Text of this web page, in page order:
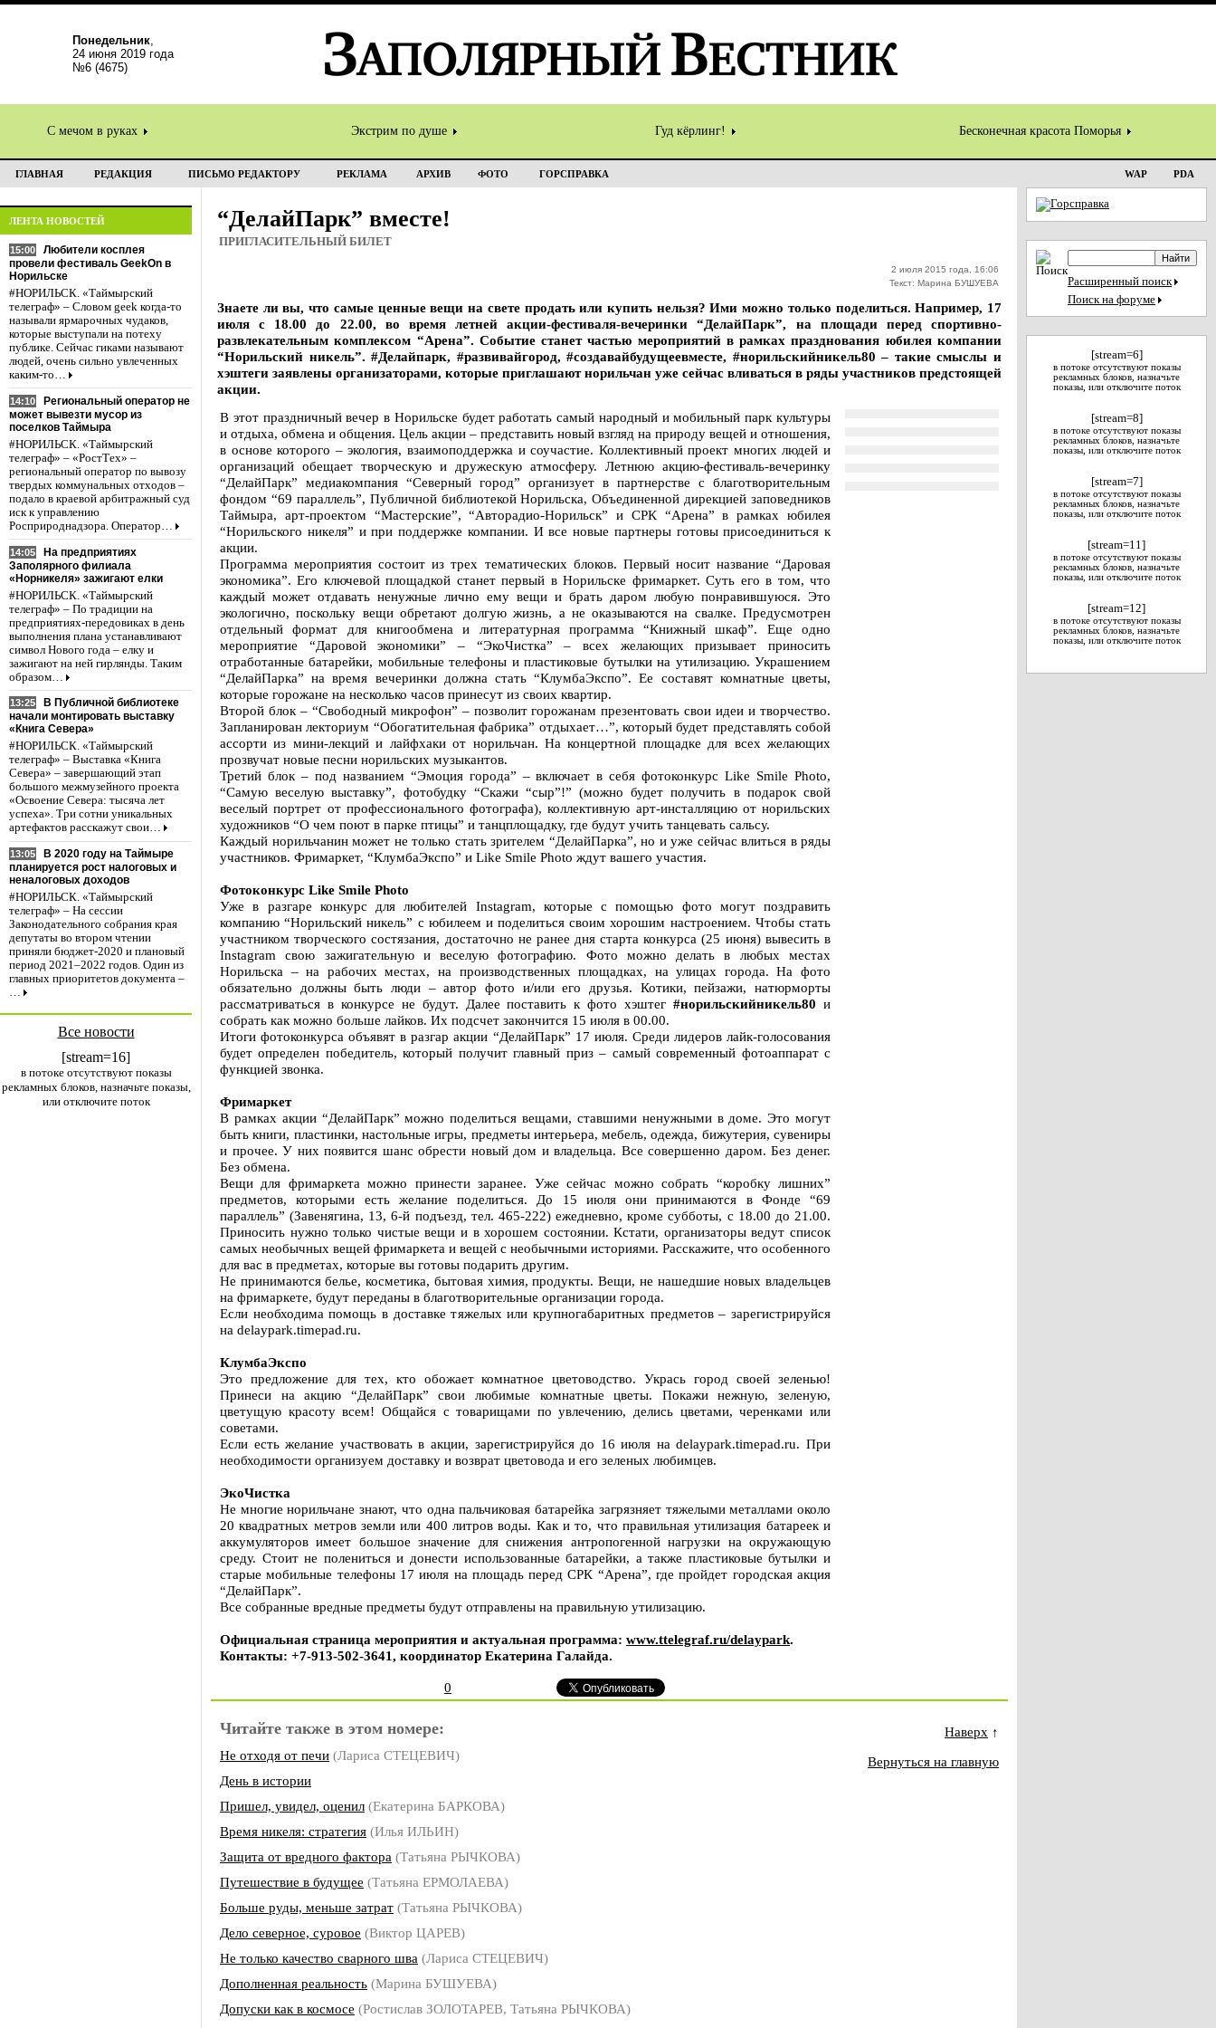
Понедельник,
24 июня 2019 года
№6 (4675)
С мечом в руках Экстрим по душе Гуд кёрлинг! Бесконечная красота Поморья
ГЛАВНАЯ РЕДАКЦИЯ ПИСЬМО РЕДАКТОРУ РЕКЛАМА АРХИВ ФОТО ГОРСПРАВКА WAP PDA
ЛЕНТА НОВОСТЕЙ
15:00
Любители косплея
провели фестиваль GeekOn в
Норильске
#НОРИЛЬСК. «Таймырский
телеграф» – Словом geek когда-то
называли ярмарочных чудаков,
которые выступали на потеху
публике. Сейчас гиками называют
людей, очень сильно увлеченных
каким-то…
14:10
Региональный оператор не
может вывезти мусор из
поселков Таймыра
#НОРИЛЬСК. «Таймырский
телеграф» – «РостТех» –
региональный оператор по вывозу
твердых коммунальных отходов –
подало в краевой арбитражный суд
иск к управлению
Росприроднадзора. Оператор…
14:05
На предприятиях
Заполярного филиала
«Норникеля» зажигают елки
#НОРИЛЬСК. «Таймырский
телеграф» – По традиции на
предприятиях-передовиках в день
выполнения плана устанавливают
символ Нового года – елку и
зажигают на ней гирлянды. Таким
образом…
13:25
В Публичной библиотеке
начали монтировать выставку
«Книга Севера»
#НОРИЛЬСК. «Таймырский
телеграф» – Выставка «Книга
Севера» – завершающий этап
большого межмузейного проекта
«Освоение Севера: тысяча лет
успеха». Три сотни уникальных
артефактов расскажут свои…
13:05
В 2020 году на Таймыре
планируется рост налоговых и
неналоговых доходов
#НОРИЛЬСК. «Таймырский
телеграф» – На сессии
Законодательного собрания края
депутаты во втором чтении
приняли бюджет-2020 и плановый
период 2021–2022 годов. Один из
главных приоритетов документа –
…
Все новости
[stream=16]
в потоке отсутствуют показы
рекламных блоков, назначьте показы,
или отключите поток
“ДелайПарк” вместе!
ПРИГЛАСИТЕЛЬНЫЙ БИЛЕТ
2 июля 2015 года, 16:06
Текст: Марина БУШУЕВА
Знаете ли вы, что самые ценные вещи на свете продать или купить нельзя? Ими можно только поделиться. Например, 17
июля с 18.00 до 22.00, во время летней акции-фестиваля-вечеринки “ДелайПарк”, на площади перед спортивно-
развлекательным комплексом “Арена”. Событие станет частью мероприятий в рамках празднования юбилея компании
“Норильский никель”. #Делайпарк, #развивайгород, #создавайбудущеевместе, #норильскийникель80 – такие смыслы и
хэштеги заявлены организаторами, которые приглашают норильчан уже сейчас вливаться в ряды участников предстоящей
акции.
В этот праздничный вечер в Норильске будет работать самый народный и мобильный парк культуры
и отдыха, обмена и общения. Цель акции – представить новый взгляд на природу вещей и отношения,
в основе которого – экология, взаимоподдержка и соучастие. Коллективный проект многих людей и
организаций обещает творческую и дружескую атмосферу. Летнюю акцию-фестиваль-вечеринку
“ДелайПарк” медиакомпания “Северный город” организует в партнерстве с благотворительным
фондом “69 параллель”, Публичной библиотекой Норильска, Объединенной дирекцией заповедников
Таймыра, арт-проектом “Мастерские”, “Авторадио-Норильск” и СРК “Арена” в рамках юбилея
“Норильского никеля” и при поддержке компании. И все новые партнеры готовы присоединиться к
акции.
Программа мероприятия состоит из трех тематических блоков. Первый носит название “Даровая
экономика”. Его ключевой площадкой станет первый в Норильске фримаркет. Суть его в том, что
каждый может отдавать ненужные лично ему вещи и брать даром любую понравившуюся. Это
экологично, поскольку вещи обретают долгую жизнь, а не оказываются на свалке. Предусмотрен
отдельный формат для книгообмена и литературная программа “Книжный шкаф”. Еще одно
мероприятие “Даровой экономики” – “ЭкоЧистка” – всех желающих призывает приносить
отработанные батарейки, мобильные телефоны и пластиковые бутылки на утилизацию. Украшением
“ДелайПарка” на время вечеринки должна стать “КлумбаЭкспо”. Ее составят комнатные цветы,
которые горожане на несколько часов принесут из своих квартир.
Второй блок – “Свободный микрофон” – позволит горожанам презентовать свои идеи и творчество.
Запланирован лекториум “Обогатительная фабрика” отдыхает…”, который будет представлять собой
ассорти из мини-лекций и лайфхаки от норильчан. На концертной площадке для всех желающих
прозвучат новые песни норильских музыкантов.
Третий блок – под названием “Эмоция города” – включает в себя фотоконкурс Like Smile Photo,
“Самую веселую выставку”, фотобудку “Скажи “сыр”!” (можно будет получить в подарок свой
веселый портрет от профессионального фотографа), коллективную арт-инсталляцию от норильских
художников “О чем поют в парке птицы” и танцплощадку, где будут учить танцевать сальсу.
Каждый норильчанин может не только стать зрителем “ДелайПарка”, но и уже сейчас влиться в ряды
участников. Фримаркет, “КлумбаЭкспо” и Like Smile Photo ждут вашего участия.
Фотоконкурс Like Smile Photo
Уже в разгаре конкурс для любителей Instagram, которые с помощью фото могут поздравить
компанию “Норильский никель” с юбилеем и поделиться своим хорошим настроением. Чтобы стать
участником творческого состязания, достаточно не ранее дня старта конкурса (25 июня) вывесить в
Instagram свою зажигательную и веселую фотографию. Фото можно делать в любых местах
Норильска – на рабочих местах, на производственных площадках, на улицах города. На фото
обязательно должны быть люди – автор фото и/или его друзья. Котики, пейзажи, натюрморты
рассматриваться в конкурсе не будут. Далее поставить к фото хэштег#норильскийникель80 и
собрать как можно больше лайков. Их подсчет закончится 15 июля в 00.00.
Итоги фотоконкурса объявят в разгар акции “ДелайПарк” 17 июля. Среди лидеров лайк-голосования
будет определен победитель, который получит главный приз – самый современный фотоаппарат с
функцией звонка.
Фримаркет
В рамках акции “ДелайПарк” можно поделиться вещами, ставшими ненужными в доме. Это могут
быть книги, пластинки, настольные игры, предметы интерьера, мебель, одежда, бижутерия, сувениры
и прочее. У них появится шанс обрести новый дом и владельца. Все совершенно даром. Без денег.
Без обмена.
Вещи для фримаркета можно принести заранее. Уже сейчас можно собрать “коробку лишних”
предметов, которыми есть желание поделиться. До 15 июля они принимаются в Фонде “69
параллель” (Завенягина, 13, 6-й подъезд, тел. 465-222) ежедневно, кроме субботы, с 18.00 до 21.00.
Приносить нужно только чистые вещи и в хорошем состоянии. Кстати, организаторы ведут список
самых необычных вещей фримаркета и вещей с необычными историями. Расскажите, что особенного
для вас в предметах, которые вы готовы подарить другим.
Не принимаются белье, косметика, бытовая химия, продукты. Вещи, не нашедшие новых владельцев
на фримаркете, будут переданы в благотворительные организации города.
Если необходима помощь в доставке тяжелых или крупногабаритных предметов – зарегистрируйся
на delaypark.timepad.ru.
КлумбаЭкспо
Это предложение для тех, кто обожает комнатное цветоводство. Укрась город своей зеленью!
Принеси на акцию “ДелайПарк” свои любимые комнатные цветы. Покажи нежную, зеленую,
цветущую красоту всем! Общайся с товарищами по увлечению, делись цветами, черенками или
советами.
Если есть желание участвовать в акции, зарегистрируйся до 16 июля на delaypark.timepad.ru. При
необходимости организуем доставку и возврат цветовода и его зеленых любимцев.
ЭкоЧистка
Не многие норильчане знают, что одна пальчиковая батарейка загрязняет тяжелыми металлами около
20 квадратных метров земли или 400 литров воды. Как и то, что правильная утилизация батареек и
аккумуляторов имеет большое значение для снижения антропогенной нагрузки на окружающую
среду. Стоит не полениться и донести использованные батарейки, а также пластиковые бутылки и
старые мобильные телефоны 17 июля на площадь перед СРК “Арена”, где пройдет городская акция
“ДелайПарк”.
Все собранные вредные предметы будут отправлены на правильную утилизацию.
Официальная страница мероприятия и актуальная программа: www.ttelegraf.ru/delaypark.
Контакты: +7-913-502-3641, координатор Екатерина Галайда.
0
Читайте также в этом номере:
Не отходя от печи (Лариса СТЕЦЕВИЧ)
День в истории
Пришел, увидел, оценил (Екатерина БАРКОВА)
Время никеля: стратегия (Илья ИЛЬИН)
Защита от вредного фактора (Татьяна РЫЧКОВА)
Путешествие в будущее (Татьяна ЕРМОЛАЕВА)
Больше руды, меньше затрат (Татьяна РЫЧКОВА)
Дело северное, суровое (Виктор ЦАРЕВ)
Не только качество сварного шва (Лариса СТЕЦЕВИЧ)
Дополненная реальность (Марина БУШУЕВА)
Допуски как в космосе (Ростислав ЗОЛОТАРЕВ, Татьяна РЫЧКОВА)
Наверх ↑
Вернуться на главную
Расширенный поиск
Поиск на форуме
[stream=6]
в потоке отсутствуют показы
рекламных блоков, назначьте
показы, или отключите поток
[stream=8]
в потоке отсутствуют показы
рекламных блоков, назначьте
показы, или отключите поток
[stream=7]
в потоке отсутствуют показы
рекламных блоков, назначьте
показы, или отключите поток
[stream=11]
в потоке отсутствуют показы
рекламных блоков, назначьте
показы, или отключите поток
[stream=12]
в потоке отсутствуют показы
рекламных блоков, назначьте
показы, или отключите поток